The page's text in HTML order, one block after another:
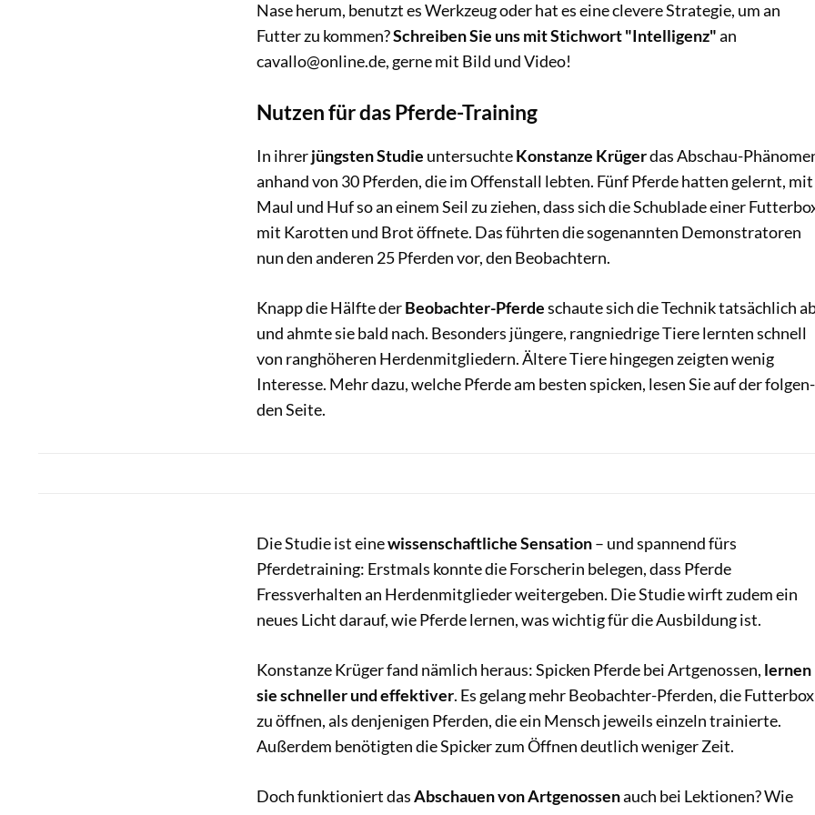
Nase herum, benutzt es Werkzeug oder hat es eine clevere Strategie, um an
Futter zu kommen?Schreiben Sie uns mit Stichwort "Intelligenz"an
cavallo@online.de, gerne mit Bild und Video!
Nutzen für das Pferde-Training
In ihrerjüngsten Studie untersuchteKonstanze Krügerdas Abschau-
anhand von 30 Pferden, die im Offenstall lebten. Fünf Pferde hatten gelernt, mit
Maul und Huf so an einem Seil zu ziehen, dass sich die Schublade einer
mit Karotten und Brot öffnete. Das führten die sogenannten Demonstratoren
nun den anderen 25 Pferden vor, den Beobachtern.
Knapp die Hälfte derBeobachter-Pferdeschaute sich die Technik tatsächlich
und ahmte sie bald nach. Besonders jüngere, rang­niedrige Tiere lernten schnell
von ranghöheren Herdenmitgliedern. Ältere Tiere hingegen zeigten wenig
Interesse. Mehr dazu, welche Pferde am besten spicken, lesen Sie auf der folgen­
den Seite.
Die Studie ist einewissenschaftliche Sensation– und spannend fürs
Pferdetraining: Erstmals konnte die Forscherin belegen, dass Pferde
Fressverhalten an Herdenmitglieder weitergeben. Die Studie wirft zudem ein
neues Licht darauf, wie Pferde lernen, was wichtig für die Ausbildung ist.
Konstanze Krüger fand nämlich heraus: Spicken Pferde bei Artgenossen, lernen
sie schneller und effektiver. Es gelang mehr Beobachter-Pferden, die Futterbox
zu öffnen, als denjenigen Pferden, die ein Mensch jeweils einzeln trainierte.
Außerdem benötigten die Spicker zum Öffnen deutlich weniger Zeit.
Doch funktioniert dasAbschauen von Artgenossenauch bei Lektionen? Wie